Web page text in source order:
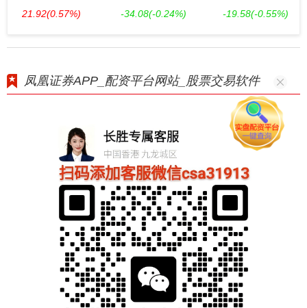
21.92(0.57%) -34.08(-0.24%) -19.58(-0.55%)
凤凰证券APP_配资平台网站_股票交易软件